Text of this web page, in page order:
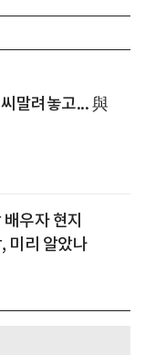
말려놓고... 與
우자 현지
미리 알았나